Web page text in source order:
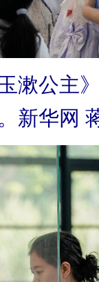
漱公主
新华网